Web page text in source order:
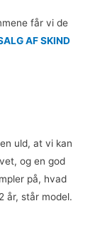
får vi de
AF SKIND
uld, at vi kan
og en god
på, hvad
år, står model.